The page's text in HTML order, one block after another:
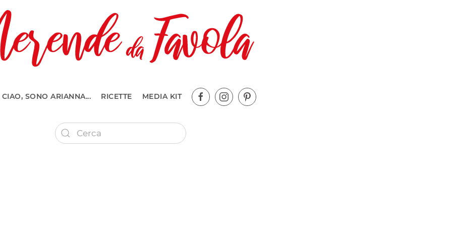
CIAO, SONO ARIANNA... RICETTE MEDIA KIT